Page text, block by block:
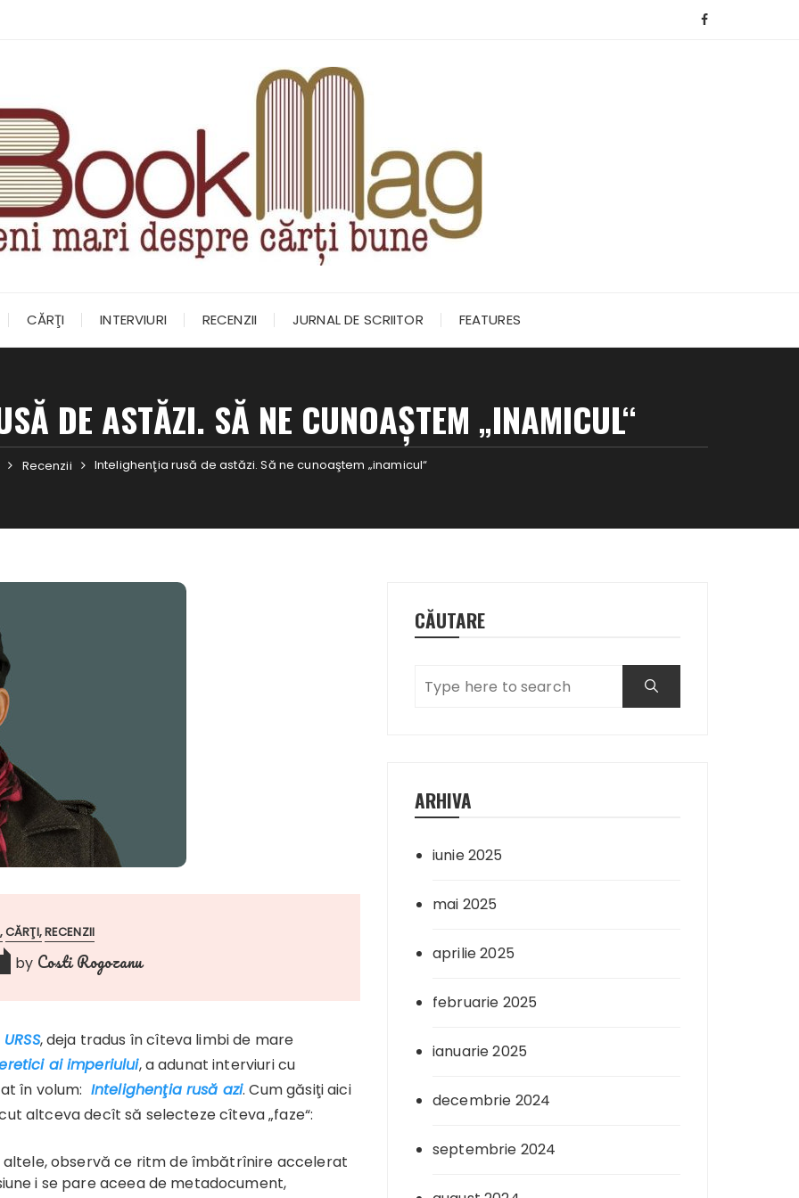
CĂRŢI INTERVIURI RECENZII JURNAL DE SCRIITOR FEATURES
DE ASTĂZI. SĂ NE CUNOAŞTEM „INAMICUL“
Recenzii Intelighenţia rusă de astăzi. Să ne cunoaştem „inamicul“
CĂRŢI RECENZII
by Costi Rogozanu
, deja tradus în cîteva limbi de mare
ai imperiului, a adunat interviuri cu
în volum: Intelighenţia rusă azi. Cum găsiţi aici
altceva decît să selecteze cîteva „faze“:
observă ce ritm de îmbătrînire accelerat
i se pare aceea de metadocument,
CĂUTARE
ARHIVA
iunie 2025
mai 2025
aprilie 2025
februarie 2025
ianuarie 2025
decembrie 2024
septembrie 2024